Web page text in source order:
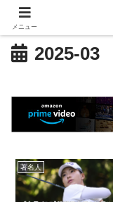
2025-03
著名人
メニュー